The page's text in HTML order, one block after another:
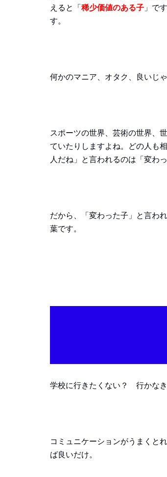
えると「 稀少価値のある子 」で
す。
何かのマニア、オタク、良いじゃ
スポーツの世界、芸術の世界、
ていたりしますよね。どの人も
人だね」と言われるのは「変わ
だから、「変わった子」と言わ
葉です。
学校に行きたくない？ 行かな
コミュニケーションがうまく
ば良いだけ。